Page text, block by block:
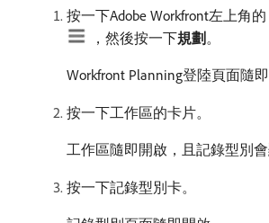
按一下Adobe Workfront左上角的​
，然後按一下​規劃 。
Workfront Planning登陸頁面隨即
按一下工作區的卡片。
工作區隨即開啟，且記錄型別會
按一下記錄型別卡。